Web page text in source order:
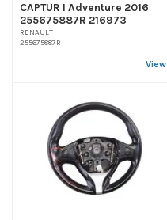
CAPTUR I Adventure 2016
255675887R 216973
RENAULT
255675887R
View